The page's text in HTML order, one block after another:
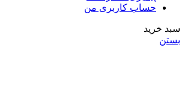
حساب کاربری من
سبد خرید
بستن